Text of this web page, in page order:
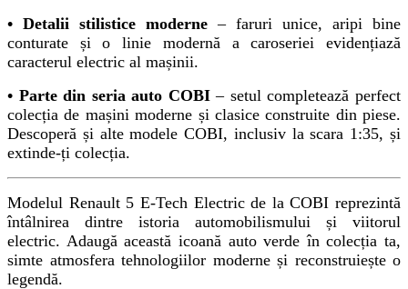
• Detalii stilistice moderne – faruri unice, aripi bine
conturate și o linie modernă a caroseriei evidențiază
caracterul electric al mașinii.
• Parte din seria auto COBI– setul completează perfect
colecția de mașini moderne și clasice construite din piese.
Descoperă și alte modele COBI, inclusiv la scara 1:35, și
extinde-ți colecția.
Modelul Renault 5 E-Tech Electric de la COBI reprezintă
întâlnirea dintre istoria automobilismului și viitorul
electric. Adaugă această icoană auto verde în colecția ta,
simte atmosfera tehnologiilor moderne și reconstruiește o
legendă.